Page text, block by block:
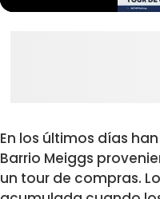
En los últimos días
Barrio Meiggs
un tour de compras.